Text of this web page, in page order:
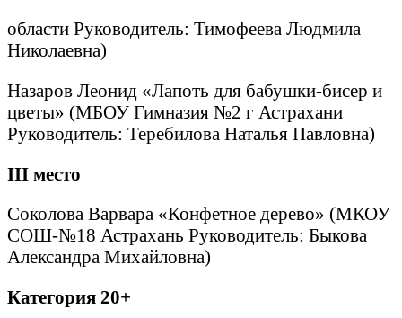
области Руководитель: Тимофеева Людмила
Николаевна)
Назаров Леонид «Лапоть для бабушки-бисер и
цветы» (МБОУ Гимназия №2 г Астрахани
Руководитель: Теребилова Наталья Павловна)
III место
Соколова Варвара «Конфетное дерево» (МКОУ
СОШ-№18 Астрахань Руководитель: Быкова
Александра Михайловна)
Категория 20+